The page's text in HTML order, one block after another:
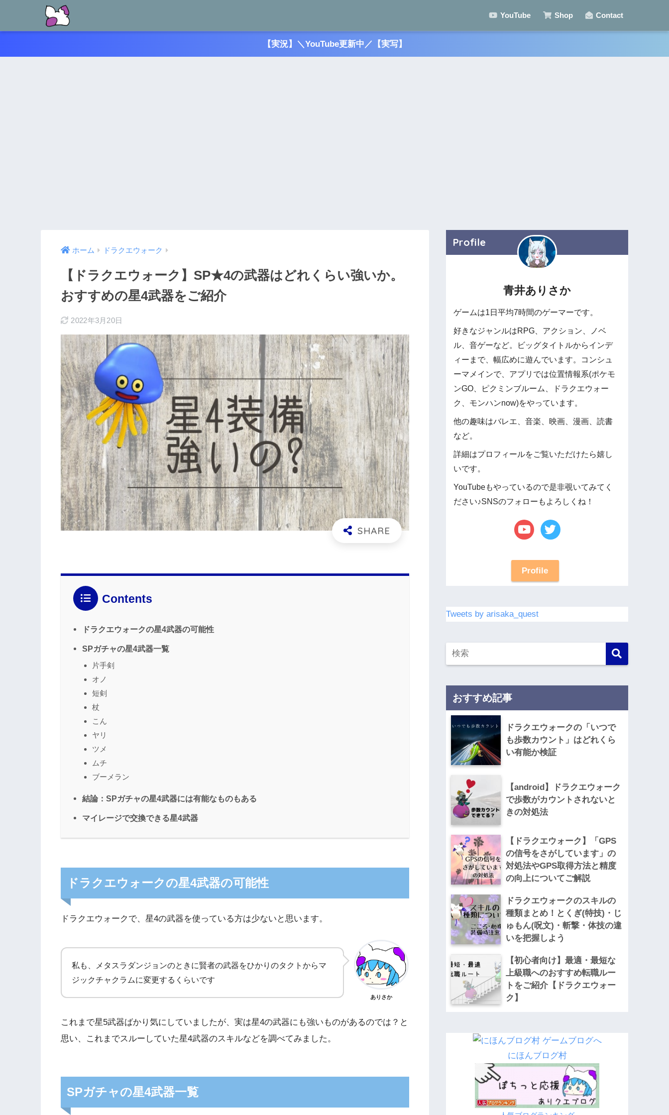
YouTube Shop Contact
【実況】＼YouTube更新中／【実写】
ホーム ドラクエウォーク
【ドラクエウォーク】SP★4の武器はどれくらい強いか。
おすすめの星4武器をご紹介
2022年3月20日
Contents
ドラクエウォークの星4武器の可能性
SPガチャの星4武器一覧
片手剣
オノ
短剣
杖
こん
ヤリ
ツメ
ムチ
ブーメラン
結論：SPガチャの星4武器には有能なものもある
マイレージで交換できる星4武器
ドラクエウォークの星4武器の可能性
ドラクエウォークで、星4の武器を使っている方は少ないと思います。
私も、メタスラダンジョンのときに賢者の武器をひかりのタクトからマ
ジックチャクラムに変更するくらいです
ありさか
これまで星5武器ばかり気にしていましたが、実は星4の武器にも強いものがあるのでは？と
思い、これまでスルーしていた星4武器のスキルなどを調べてみました。
SPガチャの星4武器一覧
Profile
青井ありさか
ゲームは1日平均7時間のゲーマーです。
好きなジャンルはRPG、アクション、ノベ
ル、音ゲーなど。ビッグタイトルからインデ
ィーまで、幅広めに遊んでいます。コンシュ
ーマメインで、アプリでは位置情報系(ポケモ
ンGO、ピクミンブルーム、ドラクエウォー
ク、モンハンnow)をやっています。
他の趣味はバレエ、音楽、映画、漫画、読書
など。
詳細はプロフィールをご覧いただけたら嬉し
いです。
YouTubeもやっているので是非覗いてみてく
ださい♪SNSのフォローもよろしくね！
Profile
Tweets by arisaka_quest
おすすめ記事
ドラクエウォークの「いつで
も歩数カウント」はどれくら
い有能か検証
【android】ドラクエウォーク
で歩数がカウントされないと
きの対処法
【ドラクエウォーク】「GPS
の信号をさがしています」の
対処法やGPS取得方法と精度
の向上についてご解説
ドラクエウォークのスキルの
種類まとめ！とくぎ(特技)・じ
ゅもん(呪文)・斬撃・体技の違
いを把握しよう
【初心者向け】最適・最短な
上級職へのおすすめ転職ルー
トをご紹介【ドラクエウォー
ク】
にほんブログ村